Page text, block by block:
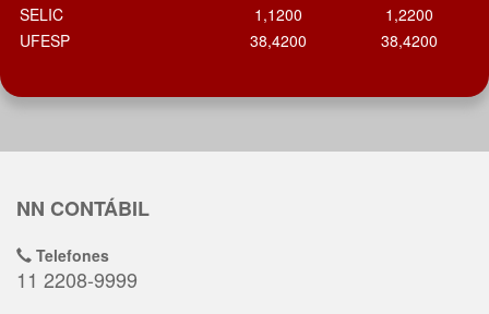
SELIC
1,1200
1,2200
UFESP
38,4200 38,4200
NN CONTÁBIL
Telefones
11 2208-9999